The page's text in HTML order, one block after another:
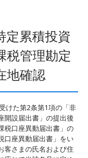
定累積投資
税管理勘定
地確認
けた第2条第1項の「非
開設届出書」の提出後
税口座異動届出書」の
口座異動届出書」をい
客さまの氏名および住